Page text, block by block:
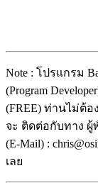
Note : โปรแกรม
(Program
(FREE) ท่านไม่ต้
จะ ติดต่อกับทาง
(E-Mail) :
เลย